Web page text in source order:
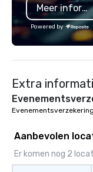
Meer informatie
Powered by
Extra
Aanbevolen
Er komen nog 2